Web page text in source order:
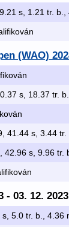
s, 1.21 tr. b.,
(WAO)
s, 18.37 tr.
41.44 s, 3.44
42.96 s, 9.96 tr.
- 03. 12. 2023
5.0 tr. b., 4.36